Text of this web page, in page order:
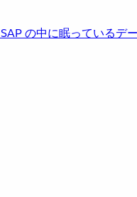
SAP の中に眠っているデ